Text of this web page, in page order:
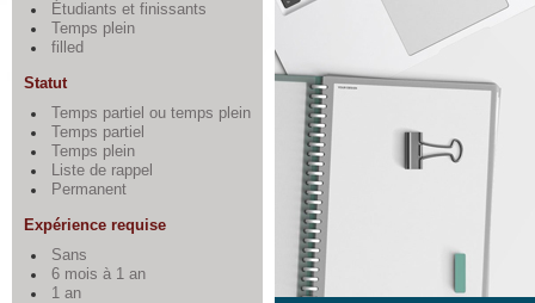
Étudiants et finissants
Temps plein
filled
Statut
Temps partiel ou temps plein
Temps partiel
Temps plein
Liste de rappel
Permanent
Expérience requise
Sans
6 mois à 1 an
1 an